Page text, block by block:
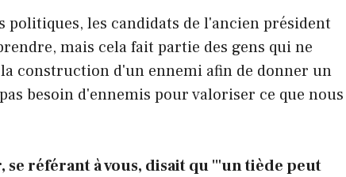
politiques, les candidats de l'ancien président
mais cela fait partie des gens qui ne
construction d'un ennemi afin de donner un
besoin d'ennemis pour valoriser ce que nous
se référant à vous, disait qu '"un tiède peut